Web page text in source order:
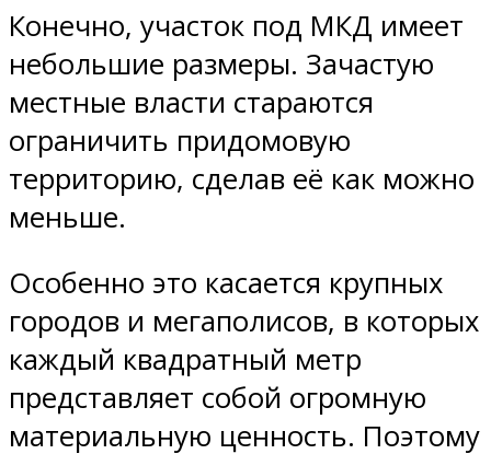
Конечно, участок под МКД имеет
небольшие размеры. Зачастую
местные власти стараются
ограничить придомовую
территорию, сделав её как можно
меньше.
Особенно это касается крупных
городов и мегаполисов, в которых
каждый квадратный метр
представляет собой огромную
материальную ценность. Поэтому